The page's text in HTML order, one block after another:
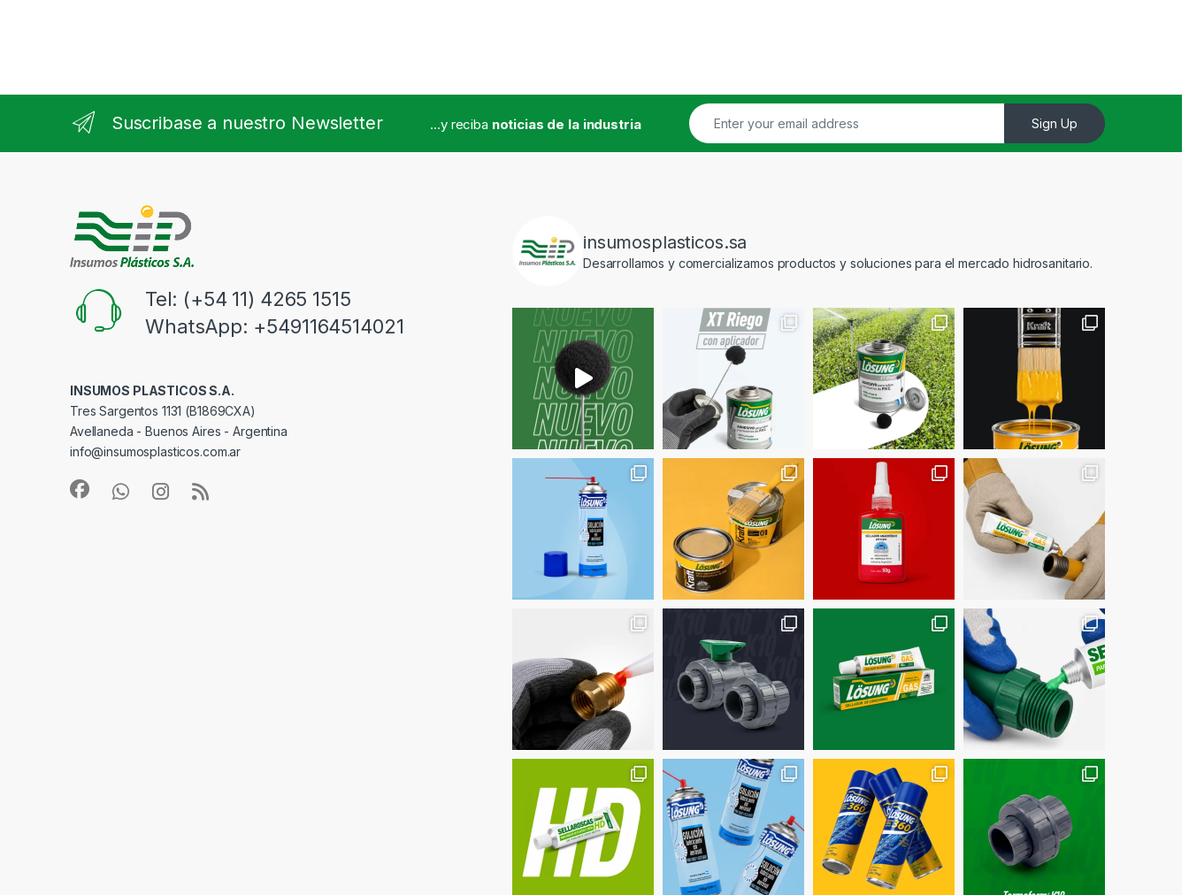
Suscribase a nuestro Newsletter ...y reciba noticias de la industria Sign Up
Tel: (+54 11) 4265 1515
WhatsApp: +5491164514021
INSUMOS PLASTICOS S.A.
Tres Sargentos 1131 (B1869CXA)
Avellaneda - Buenos Aires - Argentina
info@insumosplasticos.com.ar
insumosplasticos.sa
Desarrollamos y comercializamos productos y soluciones para el mercado hidrosanitario.